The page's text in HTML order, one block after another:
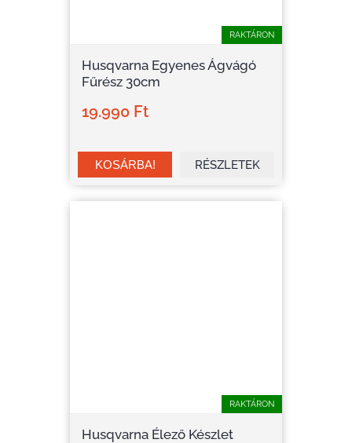
RAKTÁRON
Husqvarna Egyenes Ágvágó
Fűrész 30cm
19.990 Ft
RÉSZLETEK
RAKTÁRON
Husqvarna Élező Készlet